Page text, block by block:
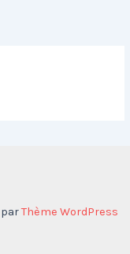
parThème WordPress